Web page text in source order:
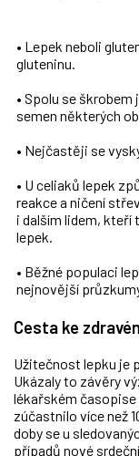
• Lepek neboli
gluteninu.
• Spolu se
semen některých
• Nejčastěji se
• U celiaků lepek
reakce a ničení
i dalším lidem, kteří
lepek.
• Běžné populaci
nejnovější
Cesta ke
Užitečnost lepku je
Ukázaly to závěry
lékařském časopise
zúčastnilo více než
doby se u
případů nové